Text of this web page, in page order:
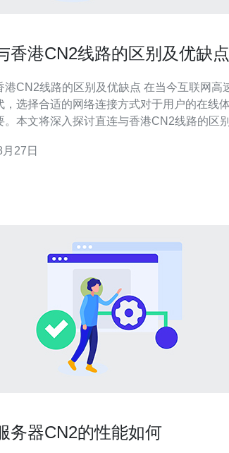
香港CN2线路的区别及优缺
线路的区别及优缺点 在当今互联网高速发
，选择合适的网络连接方式对于用户的在线
。本文将深入探讨直连与香港CN2线路的区
1. 直连提供了更为直接和快速的网
27日
务器CN2的性能如何